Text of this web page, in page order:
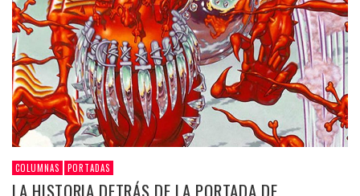
COLUMNAS PORTADAS